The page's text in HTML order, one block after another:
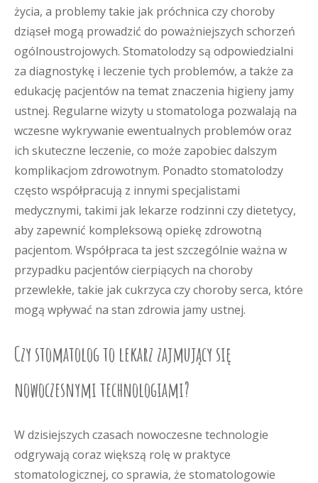
życia, a problemy takie jak próchnica czy choroby
dziąseł mogą prowadzić do poważniejszych schorzeń
ogólnoustrojowych. Stomatolodzy są odpowiedzialni
za diagnostykę i leczenie tych problemów, a także za
edukację pacjentów na temat znaczenia higieny jamy
ustnej. Regularne wizyty u stomatologa pozwalają na
wczesne wykrywanie ewentualnych problemów oraz
ich skuteczne leczenie, co może zapobiec dalszym
komplikacjom zdrowotnym. Ponadto stomatolodzy
często współpracują z innymi specjalistami
medycznymi, takimi jak lekarze rodzinni czy dietetycy,
aby zapewnić kompleksową opiekę zdrowotną
pacjentom. Współpraca ta jest szczególnie ważna w
przypadku pacjentów cierpiących na choroby
przewlekłe, takie jak cukrzyca czy choroby serca, które
mogą wpływać na stan zdrowia jamy ustnej.
Czy stomatolog to lekarz zajmujący się
nowoczesnymi technologiami?
W dzisiejszych czasach nowoczesne technologie
odgrywają coraz większą rolę w praktyce
stomatologicznej, co sprawia, że stomatologowie